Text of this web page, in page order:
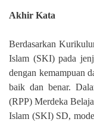
Akhir Kata
Berdasarkan
Islam (SKI) pada
dengan kemampuan
baik dan benar.
(RPP) Merdeka
Islam (SKI) SD,